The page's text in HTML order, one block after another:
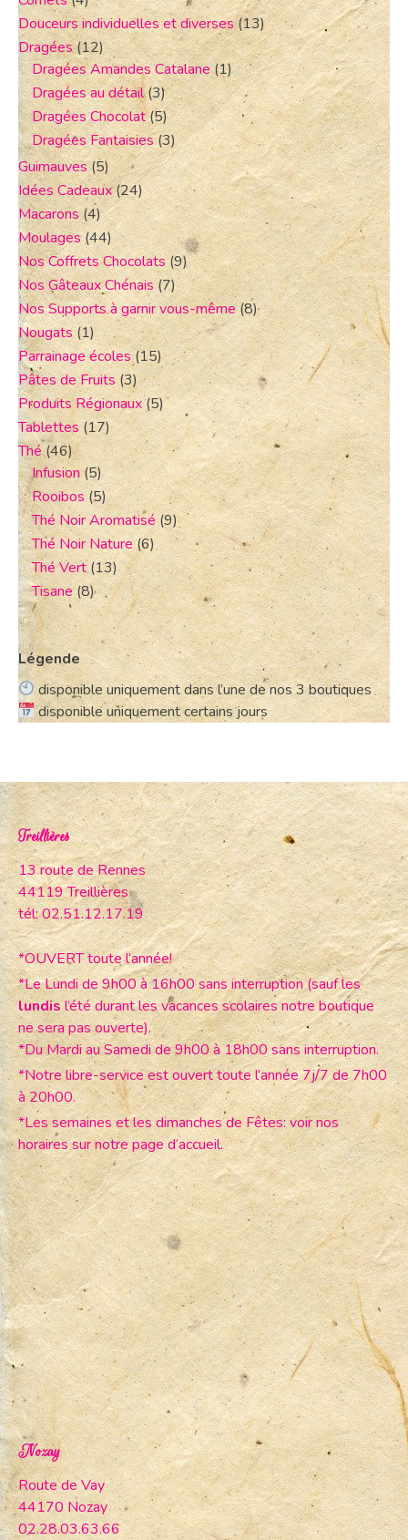
Douceurs individuelles et diverses (13)
Dragées(12)
Dragées Amandes Catalane(1)
Dragées au détail(3)
Dragées Chocolat(5)
Dragées Fantaisies (3)
Guimauves (5)
Idées Cadeaux(24)
Macarons(4)
Moulages(44)
Nos Coffrets Chocolats (9)
Nos Gâteaux Chénais (7)
Nos Supports à garnir vous-même(8)
Nougats (1)
Parrainage écoles (15)
Pâtes de Fruits (3)
Produits Régionaux(5)
Tablettes(17)
Thé (46)
Infusion(5)
Rooibos (5)
Thé Noir Aromatisé (9)
Thé Noir Nature (6)
Thé Vert (13)
Tisane (8)
Légende
disponible uniquement dans l’une de nos 3 boutiques
disponible uniquement certains jours
Treillières
13 route de Rennes
44119 Treillières
tél: 02.51.12.17.19
*OUVERT toute l’année!
*Le Lundi de 9h00 à 16h00 sans interruption (sauf les
lundisl’été durant les vacances scolaires notre boutique
ne sera pas ouverte).
*Du Mardi au Samedi de 9h00 à 18h00 sans interruption.
*Notre libre-service est ouvert toute l’année 7j/7 de 7h00
à 20h00.
*Les semaines et les dimanches de Fêtes: voir nos
horaires sur notre page d’accueil.
Nozay
Route de Vay
44170 Nozay
02.28.03.63.66